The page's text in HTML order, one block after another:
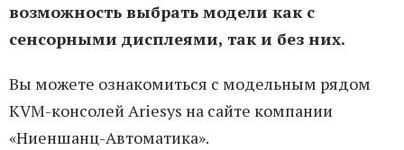
возможность выбрать модели как с
сенсорными дисплеями, так и без них.
Вы можете ознакомиться с модельным рядом
KVM-консолей Ariesys на сайте компании
«Ниеншанц-Автоматика».